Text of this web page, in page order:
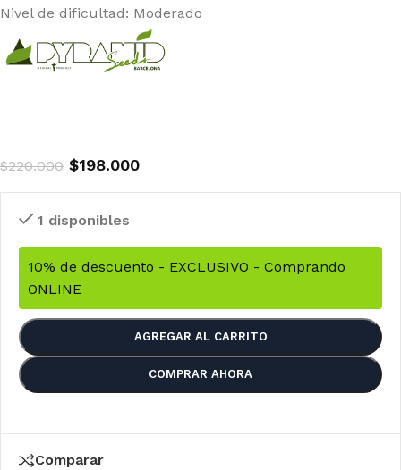
Nivel de dificultad: Moderado
$220.000 $198.000
1 disponibles
10% de descuento - EXCLUSIVO - Comprando
ONLINE
AGREGAR AL CARRITO
COMPRAR AHORA
Comparar